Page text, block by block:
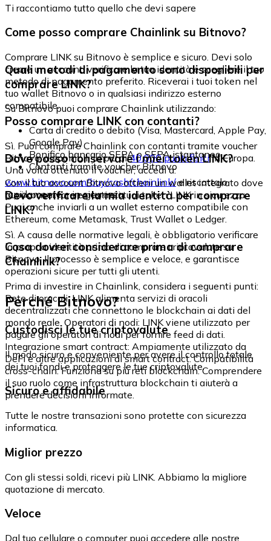
Ti raccontiamo tutto quello che devi sapere
Come posso comprare Chainlink su Bitnovo?
Comprare LINK su Bitnovo è semplice e sicuro. Devi solo
creare un account, verificare la tua identità e scegliere il tuo
metodo di pagamento preferito. Riceverai i tuoi token nel
tuo wallet Bitnovo o in qualsiasi indirizzo esterno
compatibile.
Quali metodi di pagamento sono disponibili per
comprare LINK?
Su Bitnovo puoi comprare Chainlink utilizzando:
Carta di credito o debito (Visa, Mastercard, Apple Pay,
Google Pay)
Bonifico bancario SEPA o SEPA istantaneo
Contanti tramite voucher Bitnovo
Posso comprare LINK con contanti?
Sì. Puoi comprare Chainlink con contanti tramite voucher
Bitnovo, disponibili in più di40.000 punti fisiciin Europa.
Una volta ottenuto il voucher, accedi a:
www.bitnovo.com/buy/cash/chainlink/e riscattalo
rapidamente e in sicurezza.
Dove posso conservare i miei token LINK?
Con il tuo account Bitnovo ottieni un wallet integrato dove
puoi conservare e gestire i tuoi token LINK in sicurezza.
Puoi anche inviarli a un wallet esterno compatibile con
Ethereum, come Metamask, Trust Wallet o Ledger.
Devo verificare la mia identità per comprare
LINK?
Sì. A causa delle normative legali, è obbligatorio verificare
la propria identità prima di comprare criptovalute su
Bitnovo. Il processo è semplice e veloce, e garantisce
operazioni sicure per tutti gli utenti.
Cosa dovrei considerare prima di comprare
Chainlink?
Prima di investire in Chainlink, considera i seguenti punti:
Rete di oracoli: LINK alimenta servizi di oracoli
decentralizzati che connettono le blockchain ai dati del
mondo reale. Operatori di nodi: LINK viene utilizzato per
pagare gli operatori di nodi per fornire feed di dati.
Integrazione smart contract: Ampiamente utilizzato da
DeFi e altre applicazioni di smart contract. Compatibilità
cross-chain: Funziona su più reti blockchain. Comprendere
il suo ruolo come infrastruttura blockchain ti aiuterà a
prendere decisioni informate.
Perché Bitnovo?
Custodisci le tue criptovalute
Il modo sicuro e conveniente per avere il controllo totale
dei tuoi fondi e proteggere le tue criptovalute.
Sicuro e affidabile
Tutte le nostre transazioni sono protette con sicurezza
informatica.
Miglior prezzo
Con gli stessi soldi, ricevi più LINK. Abbiamo la migliore
quotazione di mercato.
Veloce
Dal tuo cellulare o computer puoi accedere alle nostre